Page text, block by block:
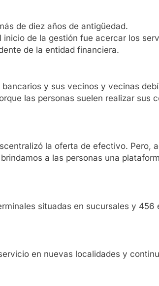
de diez años de antigüedad.
de la gestión fue acercar los
de la entidad financiera.
y sus vecinos y vecinas
las personas suelen realizar sus
la oferta de efectivo. Pero,
a las personas una
situadas en sucursales y 456
en nuevas localidades y